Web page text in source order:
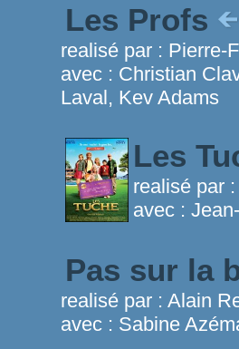
Les Profs
realisé par : Pierre-
avec : Christian
Laval, Kev Adams
Les
realisé par :
avec :
Pas sur la
realisé par : Alain
avec : Sabine